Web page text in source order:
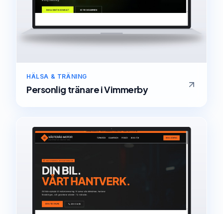
HÄLSA & TRÄNING
Personlig tränareiVimmerby